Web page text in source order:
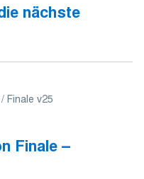
nächste
Finale v25
Finale –